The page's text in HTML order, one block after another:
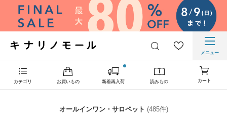
メニュー
カテゴリ お買いもの 新着再入荷 読みもの カート
オールインワン・サロペット (485件)